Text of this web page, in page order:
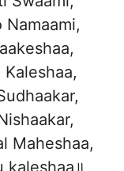
Namaami,
Maheshaa,
kaleshaa॥